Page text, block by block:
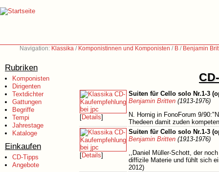
Navigation: Klassika / Komponistinnen und Komponisten / B / Benjamin
Rubriken
Komponisten
Dirigenten
Textdichter
Gattungen
Begriffe
Tempi
Jahrestage
Kataloge
Einkaufen
CD-Tipps
Angebote
[Details]
Suiten für Cello solo Nr.1-3
Benjamin Britten (1913-1976)
N. Hornig in FonoForum 9/
Thedeen damit zuden
[Details]
Suiten für Cello solo Nr.1-3
Benjamin Britten (1913-1976)
,,Daniel Müller-Schott, der
diffizile Materie und fühlt sich
2012)